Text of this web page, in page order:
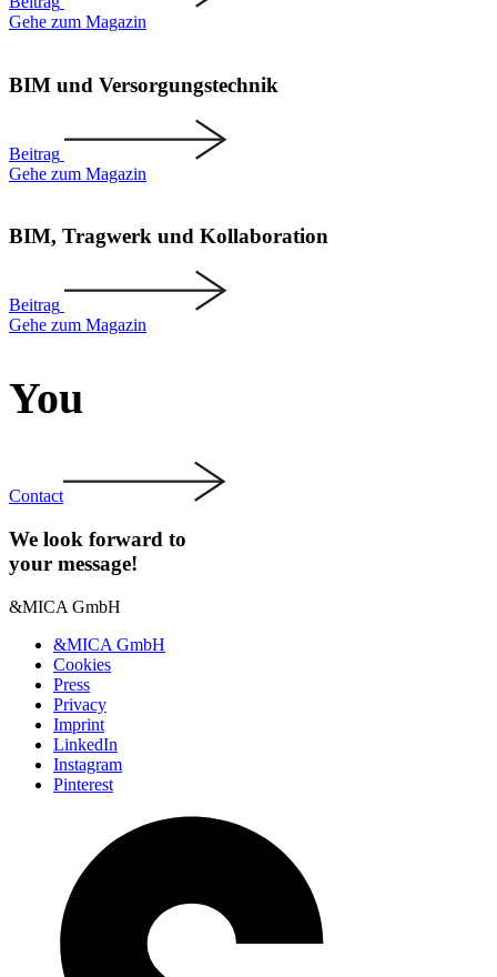
Gehe zum Magazin
BIM und Versor­gungs­technik
Beitrag
Gehe zum Magazin
BIM, Tragwerk und Kolla­bo­ration
Beitrag
Gehe zum Magazin
You
Contact
We look forward to
your message!
&MICA GmbH
&MICA GmbH
Cookies
Press
Privacy
Imprint
LinkedIn
Instagram
Pinterest